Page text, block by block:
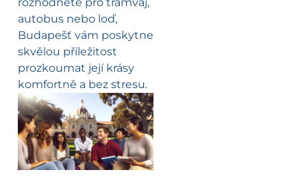
autobus nebo loď,
Budapešť vám poskytne
skvělou příležitost
prozkoumat její krásy
komfortně a bez stresu.